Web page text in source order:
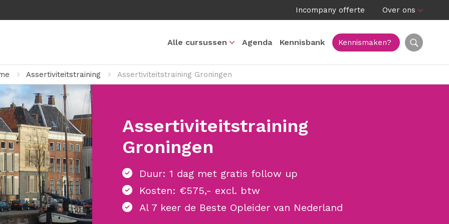
Incompany offerte Over ons
Alle cursussen Agenda Kennisbank Kennismaken?
Assertiviteitstraining Assertiviteitstraining Groningen
Assertiviteitstraining
Groningen
Duur: 1 dag met gratis follow up
Kosten: €575,- excl. btw
Al 7 keer de Beste Opleider van Nederland